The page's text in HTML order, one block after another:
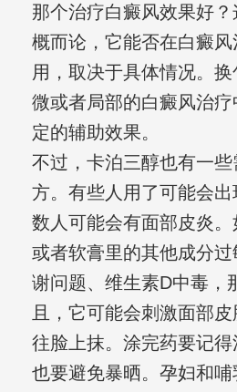
那个治疗白癜风效果好
概而论，它能否在白癜
用，取决于具体情况。
微或者局部的白癜风治
定的辅助效果。
不过，卡泊三醇也有一
方。有些人用了可能会
数人可能会有面部皮炎
或者软膏里的其他成分
谢问题、维生素D中毒，
且，它可能会刺激面部
往脸上抹。涂完药要记
也要避免暴晒。孕妇和